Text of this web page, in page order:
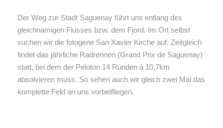
Der Weg zur Stadt Saguenay führt uns entlang des
gleichnamigen Flusses bzw. dem Fjord. Im Ort selbst
suchen wir die fotogene San Xavier Kirche auf. Zeitgleich
findet das jährliche Radrennen (Grand Prix de Saguenay)
statt, bei dem der Peloton 14 Runden à 10,7km
absolvieren muss. So sehen auch wir gleich zwei Mal das
komplette Feld an uns vorbeifliegen.